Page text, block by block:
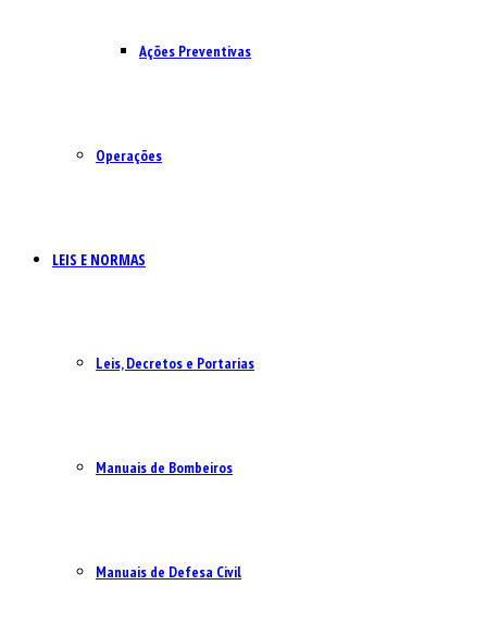
Ações Preventivas
Operações
LEIS E NORMAS
Leis, Decretos e Portarias
Manuais de Bombeiros
Manuais de Defesa Civil